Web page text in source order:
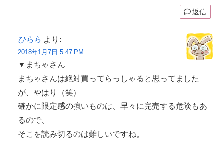
返信
ひらら より:
2018年1月7日 5:47 PM
▼まちゃさん
まちゃさんは絶対買ってらっしゃると思ってました
が、やはり（笑）
確かに限定感の強いものは、早々に完売する危険もあ
るので、
そこを読み切るのは難しいですね。